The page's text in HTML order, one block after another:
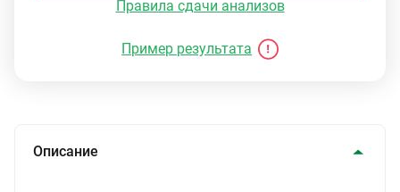
Правила сдачи анализов
Пример результата
Описание